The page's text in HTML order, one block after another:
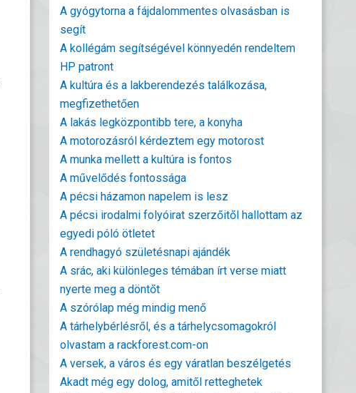
A gyógytorna a fájdalommentes olvasásban is
segít
A kollégám segítségével könnyedén rendeltem
HP patront
A kultúra és a lakberendezés találkozása,
megfizethetően
A lakás legközpontibb tere, a konyha
A motorozásról kérdeztem egy motorost
A munka mellett a kultúra is fontos
A művelődés fontossága
A pécsi házamon napelem is lesz
A pécsi irodalmi folyóirat szerzőitől hallottam az
egyedi póló ötletet
A rendhagyó születésnapi ajándék
A srác, aki különleges témában írt verse miatt
nyerte meg a döntőt
A szórólap még mindig menő
A tárhelybérlésről, és a tárhelycsomagokról
olvastam a rackforest.com-on
A versek, a város és egy váratlan beszélgetés
Akadt még egy dolog, amitől retteghetek